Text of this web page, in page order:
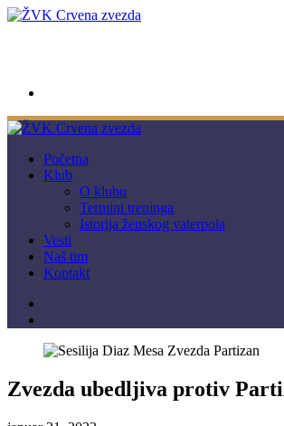
Početna
Klub
O klubu
Termini treninga
Istorija ženskog vaterpola
Vesti
Naš tim
Kontakt
Zvezda ubedljiva protiv